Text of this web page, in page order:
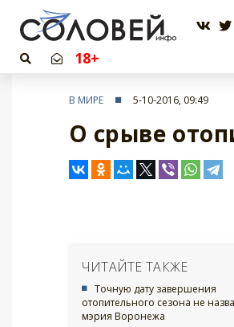
18+
В МИРЕ 5-10-2016, 09:49
О срыве
ЧИТАЙТЕ ТАКЖЕ
Точную дату завершения
отопительного сезона не
мэрия Воронежа